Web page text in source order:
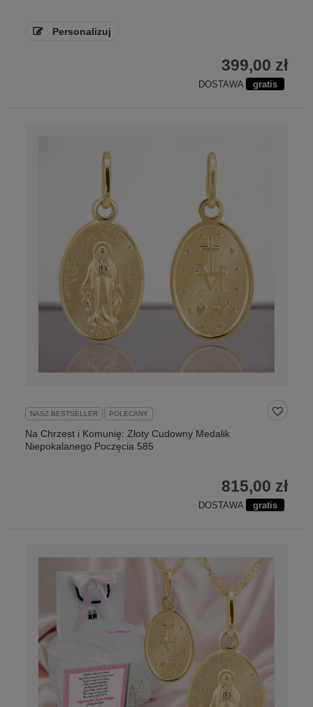
Personalizuj
399,00 zł
DOSTAWA gratis
NASZ BESTSELLER POLECANY
Na Chrzest i Komunię: Złoty Cudowny Medalik
Niepokalanego Poczęcia 585
815,00 zł
DOSTAWA gratis